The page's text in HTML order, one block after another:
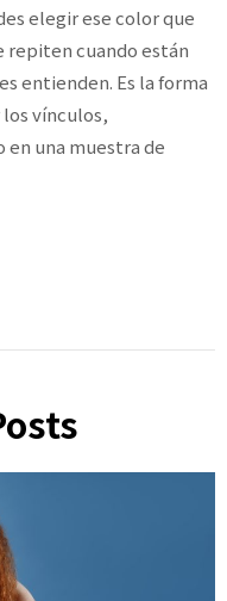
elegir ese color que
repiten cuando están
entienden. Es la forma
vínculos,
una muestra de